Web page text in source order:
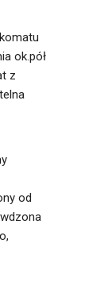
ok.pół
z
od